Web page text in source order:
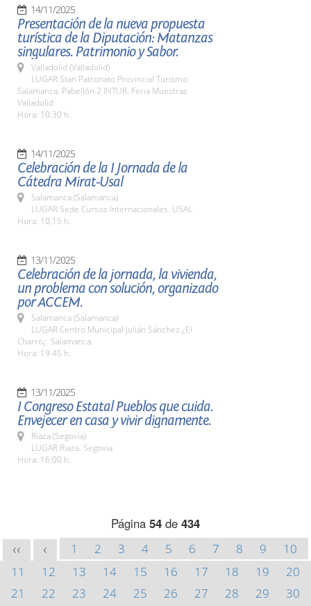
14/11/2025
Presentación de la nueva propuesta
turística de la Diputación: Matanzas
singulares. Patrimonio y Sabor.
Valladolid (Valladolid)
LUGAR Stan Patronato Provincial Turismo
Salamanca. Pabellón 2 INTUR. Feria Muestras
Valladolid
Hora: 10:30 h.
14/11/2025
Celebración de la I Jornada de la
Cátedra Mirat-Usal
Salamanca (Salamanca)
LUGAR Sede Cursos Internacionales. USAL
Hora: 10,15 h.
13/11/2025
Celebración de la jornada, la vivienda,
un problema con solución, organizado
por ACCEM.
Salamanca (Salamanca)
LUGAR Centro Municipal Julián Sánchez ¿El
Charro¿. Salamanca.
Hora: 19:45 h.
13/11/2025
I Congreso Estatal Pueblos que cuida.
Envejecer en casa y vivir dignamente.
Riaza (Segovia)
LUGAR Riaza. Segovia
Hora: 16:00 h.
Página 54 de 434
<< < 1 2 3 4 5 6 7 8 9
10
11
12 13 14 15 16 17 18 19
20
21
22 23 24 25 26 27 28 29
30